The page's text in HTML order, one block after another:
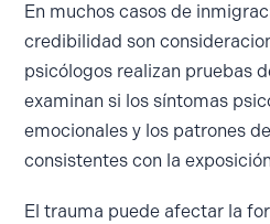
En muchos casos de
credibilidad son
psicólogos realizan pruebas
examinan si los síntomas
emocionales y los patrones
consistentes con la
El trauma puede afectar la